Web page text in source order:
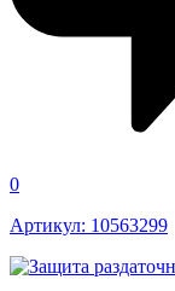
0
Артикул: 10563299